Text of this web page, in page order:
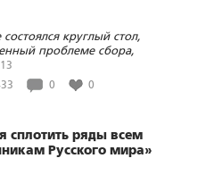
круглый стол,
проблеме сбора,
защиты и использования
данных
0 0
сплотить ряды всем
Русского мира»